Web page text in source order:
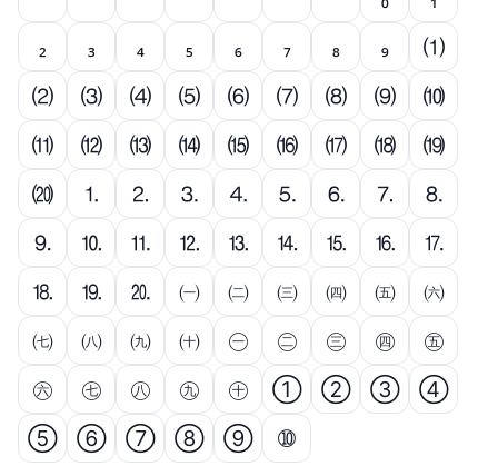
₂
₃ ₄ ₅ ₆ ₇ ₈ ₉
⑴
⑵
⑶ ⑷ ⑸ ⑹ ⑺ ⑻ ⑼
⑽
⑾
⑿ ⒀ ⒁ ⒂ ⒃ ⒄ ⒅
⒆
⒇
⒈ ⒉ ⒊ ⒋ ⒌ ⒍ ⒎
⒏
⒐
⒑ ⒒ ⒓ ⒔ ⒕ ⒖ ⒗
⒘
⒙
⒚ ⒛ ㈠ ㈡ ㈢ ㈣ ㈤
㈥
㈦
㈧ ㈨ ㈩ ㊀ ㊁ ㊂ ㊃
㊄
㊅
㊆ ㊇ ㊈ ㊉ ➀ ➁ ➂
➃
➄
➅ ➆ ➇ ➈ ➉